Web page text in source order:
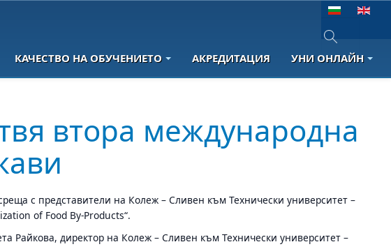
Изберете език
Type 2 or
КАЧЕСТВО НА ОБУЧЕНИЕТО АКРЕДИТАЦИЯ УНИ ОНЛАЙН
втора международна
с представители на Колеж – Сливен към Технически университет –
of Food By-Products“.
Райкова, директор на Колеж – Сливен към Технически университет –